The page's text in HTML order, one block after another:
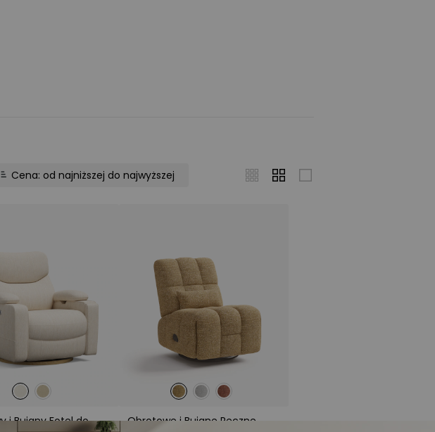
Cena: od najniższej do najwyższej
i Bujany Fotel do
Obrotowe i Bujane Ręczne